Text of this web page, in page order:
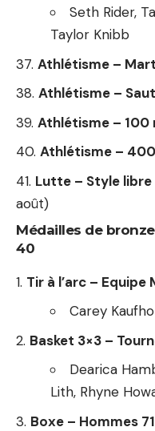
Seth Rider,
Taylor Knibb
Athlétisme –
Athlétisme –
Athlétisme – 100
Athlétisme –
Lutte – Style libre
août)
Médailles de
40
Tir à l’arc – Equipe
Carey
Basket 3×3 –
Dearica
Lith, Rhyne
Boxe – Hommes